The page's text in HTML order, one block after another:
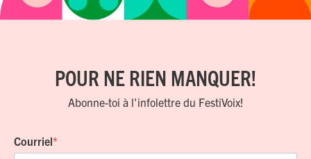
POUR NE RIEN MANQUER!
Abonne-toi à l'infolettre du FestiVoix!
Courriel